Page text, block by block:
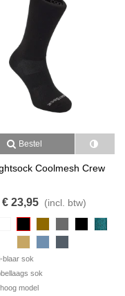
Bestel
Coolmesh Crew
€ 23,95 (incl. btw)
blaar sok
sok
model